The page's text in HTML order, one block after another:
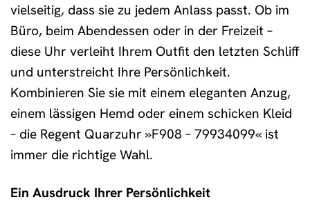
vielseitig, dass sie zu jedem Anlass passt. Ob im
Büro, beim Abendessen oder in der Freizeit –
diese Uhr verleiht Ihrem Outfit den letzten Schliff
und unterstreicht Ihre Persönlichkeit.
Kombinieren Sie sie mit einem eleganten Anzug,
einem lässigen Hemd oder einem schicken Kleid
– die Regent Quarzuhr »F908 – 79934099« ist
immer die richtige Wahl.
Ein Ausdruck Ihrer Persönlichkeit